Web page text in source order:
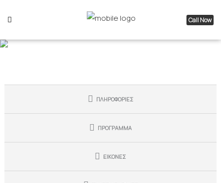
Call Now
ΠΛΗΡΟΦΟΡΙΕΣ
ΠΡΟΓΡΑΜΜΑ
ΕΙΚΟΝΕΣ